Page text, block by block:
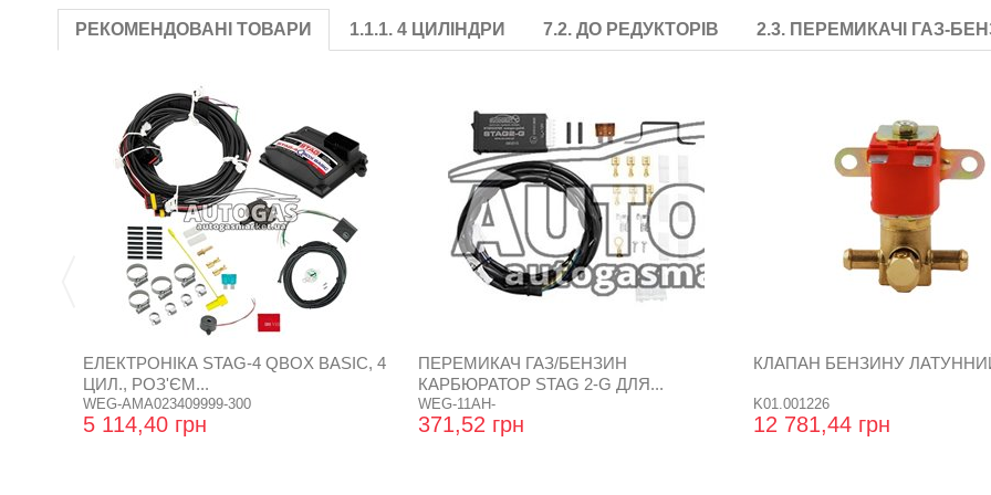
РЕКОМЕНДОВАНІ ТОВАРИ 1.1.1. 4 ЦИЛІНДРИ 7.2. ДО РЕДУКТОРІВ 2.3. ПЕРЕМИКАЧІ ГАЗ-
ЕЛЕКТРОНІКА STAG-4 QBOX BASIC, 4
ЦИЛ., РОЗ'ЄМ...
WEG-AMA023409999-300
5 114,40 грн
ПЕРЕМИКАЧ ГАЗ/БЕНЗИН
КАРБЮРАТОР STAG 2-G ДЛЯ...
WEG-11AH-
371,52 грн
КЛАПАН БЕНЗИНУ
K01.001226
12 781,44 грн